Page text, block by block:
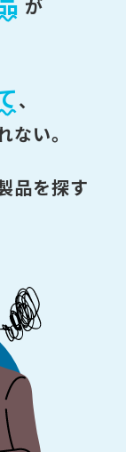
が
、
い。
品を探す